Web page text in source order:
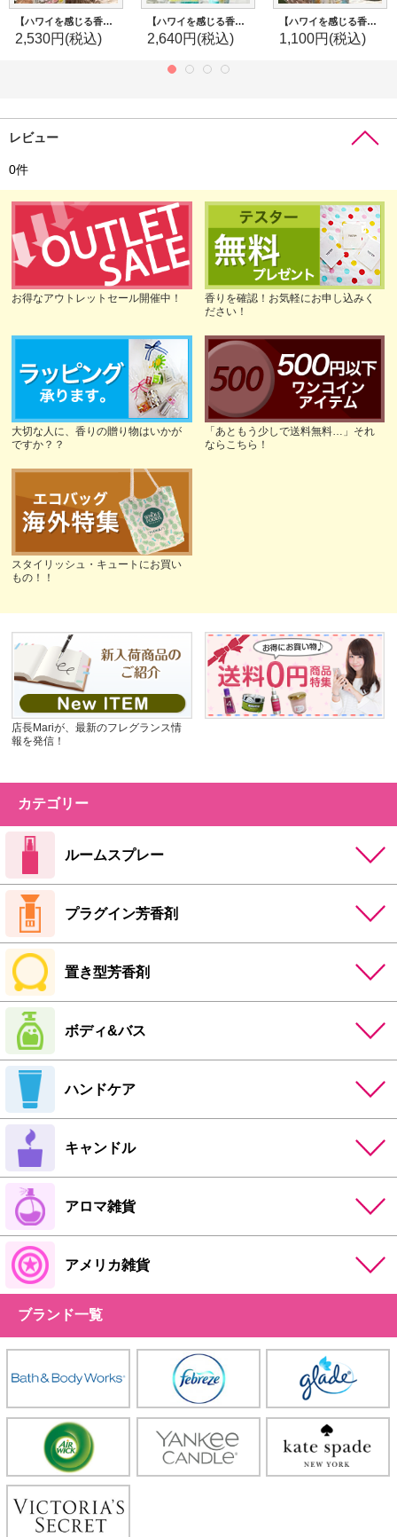
【ハワイを感じる香り】kahiko プルメリアディフューザー：SWEET PLUMERIA（スイートプルメリア）
2,530円(税込)
【ハワイを感じる香り】kahiko アロハカイディフューザー：Plumeria (プルメリア)
2,640円(税込)
【ハワイを感じる香り】kahiko プルメリアルームミスト：CLEAR PLUMERIA（クリアプルメリア）
1,100円(税込)
レビュー
0件
お得なアウトレットセール開催中！
香りを確認！お気軽にお申し込みく
ださい！
大切な人に、香りの贈り物はいかが
ですか？？
「あともう少しで送料無料…」それ
ならこちら！
スタイリッシュ・キュートにお買い
もの！！
店長Mariが、最新のフレグランス情
報を発信！
カテゴリー
ルームスプレー
プラグイン芳香剤
置き型芳香剤
ボディ&バス
ハンドケア
キャンドル
アロマ雑貨
アメリカ雑貨
ブランド一覧